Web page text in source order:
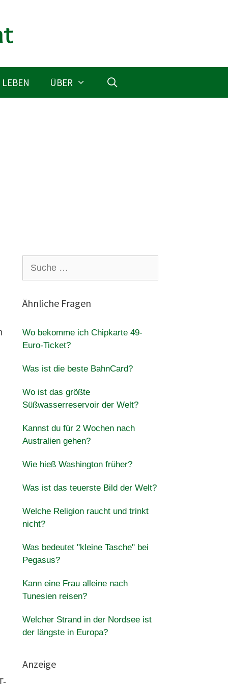
ÜBER
nach:
Ähnliche Fragen
Wo bekomme ich Chipkarte 49-
Euro-Ticket?
Was ist die beste BahnCard?
Wo ist das größte
Süßwasserreservoir der Welt?
Kannst du für 2 Wochen nach
Australien gehen?
Wie hieß Washington früher?
Was ist das teuerste Bild der Welt?
Welche Religion raucht und trinkt
nicht?
Was bedeutet "kleine Tasche" bei
Pegasus?
Kann eine Frau alleine nach
Tunesien reisen?
Welcher Strand in der Nordsee ist
der längste in Europa?
Anzeige